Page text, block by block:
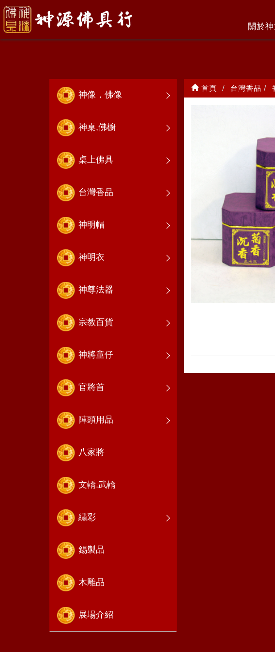
關於
香環
神像，佛像
神桌,佛櫥
桌上佛具
台灣香品
神明帽
神明衣
神尊法器
宗教百貨
神將童仔
官將首
陣頭用品
八家將
文轎.武轎
繡彩
錫製品
木雕品
展場介紹
首頁 台灣香品